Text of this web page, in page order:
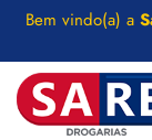
Bem vindo(a) a